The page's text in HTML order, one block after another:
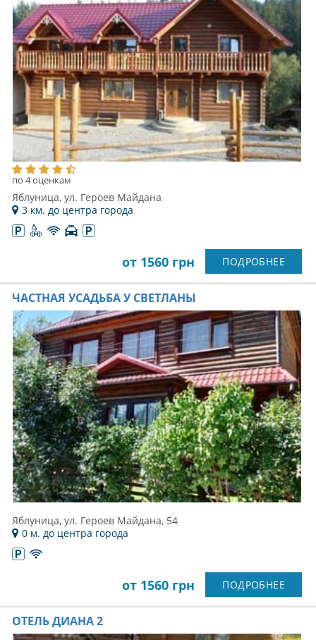
по 4 оценкам
Яблуница, ул. Героев Майдана
3 км. до центра города
от 1560 грн ПОДРОБНЕЕ
ЧАСТНАЯ УСАДЬБА У СВЕТЛАНЫ
Яблуница, ул. Героев Майдана, 54
0 м. до центра города
от 1560 грн ПОДРОБНЕЕ
ОТЕЛЬ ДИАНА 2